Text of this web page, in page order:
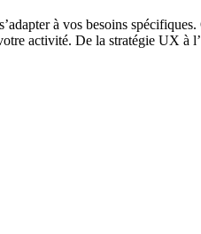
à vos besoins
activité. De la stratégie UX à